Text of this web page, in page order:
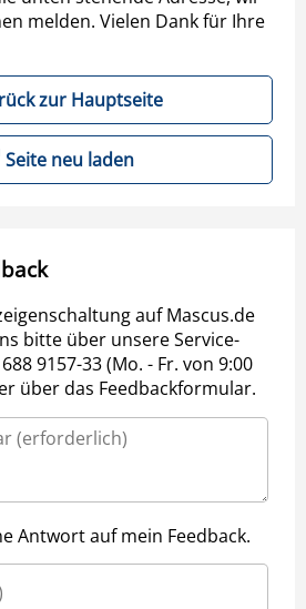
melden. Vielen Dank für Ihre
zur Hauptseite
Seite neu laden
auf Mascus.de
bitte über unsere Service-
9157-33 (Mo. - Fr. von 9:00
über das Feedbackformular.
Antwort auf mein Feedback.